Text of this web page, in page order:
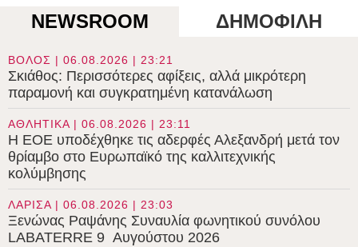
NEWSROOM ΔΗΜΟΦΙΛΗ
ΒΟΛΟΣ | 06.08.2026 | 23:21
Σκιάθος: Περισσότερες αφίξεις, αλλά μικρότερη
παραμονή και συγκρατημένη κατανάλωση
ΑΘΛΗΤΙΚΑ | 06.08.2026 | 23:11
Η ΕΟΕ υποδέχθηκε τις αδερφές Αλεξανδρή μετά τον
θρίαμβο στο Ευρωπαϊκό της καλλιτεχνικής
κολύμβησης
ΛΑΡΙΣΑ | 06.08.2026 | 23:03
Ξενώνας Ραψάνης Συναυλία φωνητικού συνόλου
LABATERRE 9 Αυγούστου 2026